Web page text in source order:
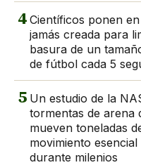
4 Científicos ponen
jamás creada para
basura de un
de fútbol cada 5
5 Un estudio de la
tormentas de arena
mueven toneladas
movimiento
durante milenios